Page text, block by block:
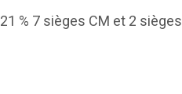
% 7 sièges CM et 2